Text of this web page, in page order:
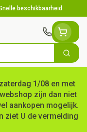
beschikbaarheid
Zoek
1/08 en met
zijn dan niet
aankopen mogelijk.
ziet U de vermelding